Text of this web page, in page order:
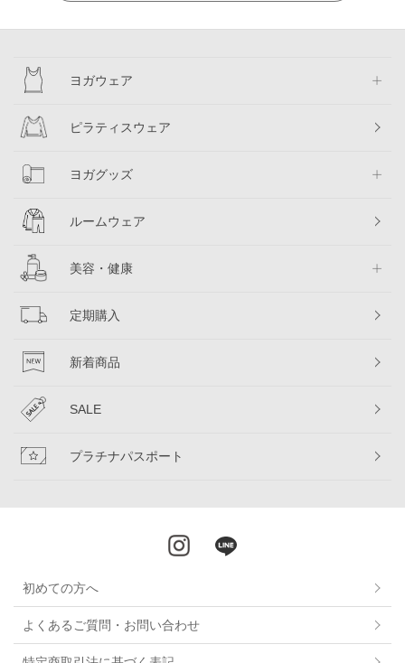
ヨガウェア
ピラティスウェア
ヨガグッズ
ルームウェア
美容・健康
定期購入
新着商品
SALE
プラチナパスポート
初めての方へ
よくあるご質問・お問い合わせ